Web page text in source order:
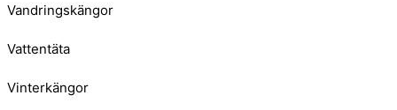
Vandringskängor
Vattentäta
Vinterkängor